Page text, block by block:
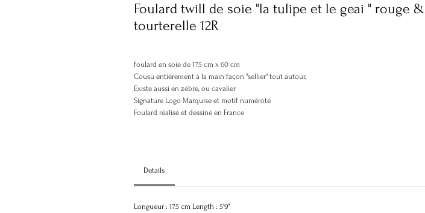
Foulard twill de soie "la tulipe et le geai " rouge &
tourterelle 12R
foulard en soie de 175 cm x 60 cm
Cousu entièrement à la main façon "sellier" tout autour,
Existe aussi en zébre, ou cavalier
Signature Logo Marquise et motif numéroté
Foulard réalisé et dessiné en France
Details
Longueur : 175 cm Length : 5'9"